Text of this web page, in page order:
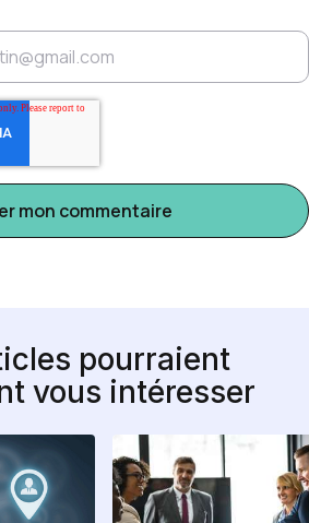
pourraient
vous intéresser